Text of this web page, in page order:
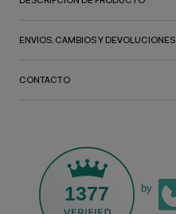
ENVÍOS, CAMBIOS Y DEVOLUCIONES
CONTACTO
1377 by